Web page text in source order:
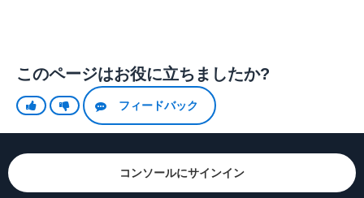
このページはお役に立ちましたか?
フィードバック
コンソールにサインイン